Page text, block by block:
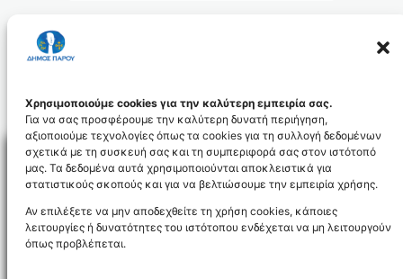
Χρησιμοποιούμε cookies για την καλύτερη εμπειρία σας.
Για να σας προσφέρουμε την καλύτερη δυνατή περιήγηση,
αξιοποιούμε τεχνολογίες όπως τα cookies για τη συλλογή δεδομένων
σχετικά με τη συσκευή σας και τη συμπεριφορά σας στον ιστότοπό
μας. Τα δεδομένα αυτά χρησιμοποιούνται αποκλειστικά για
στατιστικούς σκοπούς και για να βελτιώσουμε την εμπειρία χρήσης.
Αν επιλέξετε να μην αποδεχθείτε τη χρήση cookies, κάποιες
λειτουργίες ή δυνατότητες του ιστότοπου ενδέχεται να μη λειτουργούν
όπως προβλέπεται.
235_id4298